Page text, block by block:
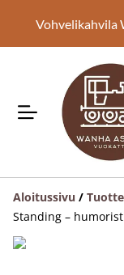
Vohvelikahvila
Aloitussivu /
Standing –